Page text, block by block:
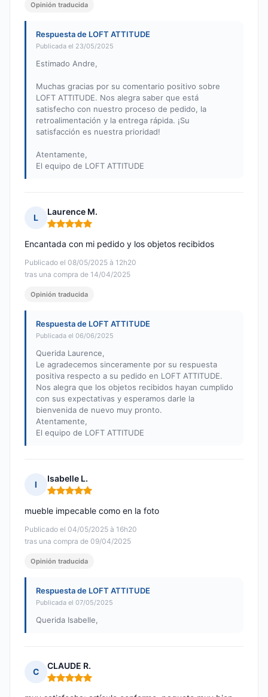
Opinión traducida
Respuesta de LOFT ATTITUDE
Publicada el 23/05/2025
Estimado Andre,
Muchas gracias por su comentario positivo sobre
LOFT ATTITUDE. Nos alegra saber que está
satisfecho con nuestro proceso de pedido, la
retroalimentación y la entrega rápida. ¡Su
satisfacción es nuestra prioridad!
Atentamente,
El equipo de LOFT ATTITUDE
L
Laurence M.
Nota: 5 de 5
Publicado el 08/05/2025 à 12h20
tras una compra de 14/04/2025
Encantada con mi pedido y los objetos recibidos
Opinión traducida
Respuesta de LOFT ATTITUDE
Publicada el 06/06/2025
Querida Laurence,
Le agradecemos sinceramente por su respuesta
positiva respecto a su pedido en LOFT ATTITUDE.
Nos alegra que los objetos recibidos hayan cumplido
con sus expectativas y esperamos darle la
bienvenida de nuevo muy pronto.
Atentamente,
El equipo de LOFT ATTITUDE
I
Isabelle L.
Nota: 5 de 5
Publicado el 04/05/2025 à 16h20
tras una compra de 09/04/2025
mueble impecable como en la foto
Opinión traducida
Respuesta de LOFT ATTITUDE
Publicada el 07/05/2025
Querida Isabelle,
C
CLAUDE R.
Nota: 5 de 5